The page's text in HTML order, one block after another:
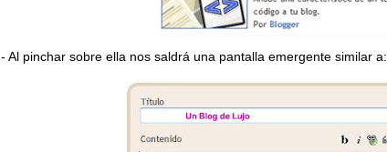
- Al pinchar sobre ella nos saldrá una pantalla emergente similar a: